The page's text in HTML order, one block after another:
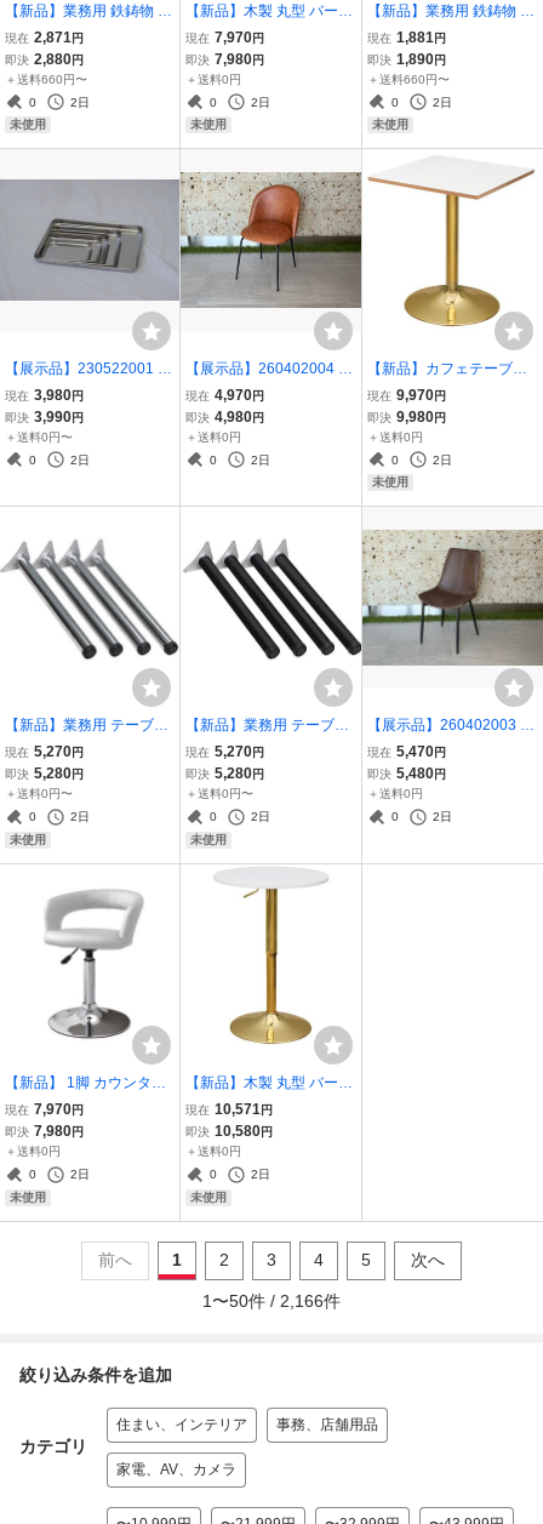
【新品】業務用 鉄鋳物 ス
テーキ皿 小判型 IH対応 オ
ーブン対応 25cm×16cm 2
枚セット ハンドル&専用
木台付き 鉄板皿 鉄板料理
現在 2,871 円
即決 2,880円
＋送料660円〜
0
2日
未使用
【新品】木製 丸型 バーテ
ーブル BT-01A ブラック
黒脚タイプ カウンターテ
ーブル 直径60
現在 7,970円
即決 7,980円
＋送料0円
0
2日
未使用
【新品】業務用 鉄鋳物 ス
テーキ皿 丸型 22cm 専用
木台付き スキレットパン
鉄板皿 鉄板料理 お好み焼
き鉄板 IH対応 オーブン対
応
現在 1,881 円
即決 1,890円
＋送料660円〜
0
2日
未使用
【展示品】230522001 中
古 業務用 ステンレスバッ
ト 浅型 5点セット 角バッ
ト キッチンバット ケーキ
バット 8/10/12/15/18枚取
現在 3,980円
即決 3,990円
＋送料0円〜
0
2日
【展示品】260402004 ダ
イニングチェア 1脚 ブラ
ウン 茶 椅子 デスクチェア
カフェ ★一点物 中古
現在 4,970円
即決 4,980円
＋送料0円
0
2日
【新品】カフェテーブル
角型 CT-F60S ホワイトレ
イヤード ゴールド脚 幅60
cm ダイニングテーブル
机 金脚
現在 9,970円
即決 9,980円
＋送料0円
0
2日
未使用
【新品】業務用 テーブル
脚 4本セット 高さ67cm
アイアン脚 シルバー(クロ
ムメッキ) DIY 丸脚 ハイテ
ーブル カウンターテーブ
ル DIYテーブ
現在 5,270円
即決 5,280円
＋送料0円〜
0
2日
未使用
【新品】業務用 テーブル
脚 4本セット 高さ67cm
アイアン脚 ブラック DIY
丸脚 ハイテーブル カウン
ターテーブル DIYテーブ
ル脚
現在 5,270円
即決 5,280円
＋送料0円〜
0
2日
未使用
【展示品】260402003 ダ
イニングチェア 1脚 ヴィ
ンテージ系 ヴィンテージ
ブラウン ビンテージ デス
クチェア 椅子 カフェ ★一
現在 5,470円
即決 5,480円
＋送料0円
0
2日
【新品】 1脚 カウンター
チェア低め 昇降式 ロータ
イプ WY-201S ホワイト
ダイニングチェア スツー
ル カウンターチェア
現在 7,970円
即決 7,980円
＋送料0円
0
2日
未使用
【新品】木製 丸型 バーテ
ーブル BT-01Aゴールド脚
タイプ ホワイト カウンタ
ーテーブル 直径60
現在 10,571円
即決 10,580円
＋送料0円
0
2日
未使用
前へ 1 2 3 4 5 次へ
1 〜50件 / 2,166件
絞り込み条件を追加
カテゴリ
住まい、インテリア 事務、店舗用品
家電、AV、カメラ